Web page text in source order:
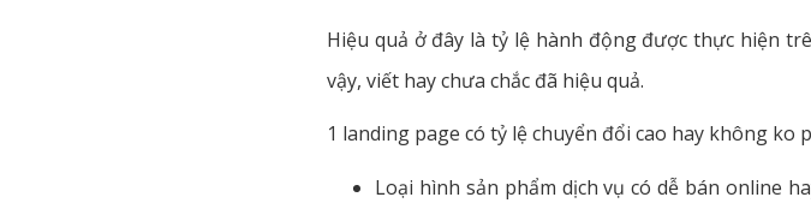
Hiệu quả ở đây là tỷ lệ hành động được thực hiện
vậy, viết hay chưa chắc đã hiệu quả.
1 landing page có tỷ lệ chuyển đổi cao hay không ko
Loại hình sản phẩm dịch vụ có dễ bán online